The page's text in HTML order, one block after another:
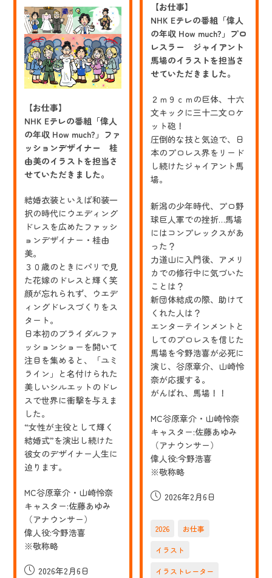
男
の
イ
ラ
ス
ト
【お仕事】
NHK Eテレの番組「偉人
の年収 How much?」プロ
レスラー ジャイアント
馬場のイラストを担当さ
せていただきました。
２ｍ９ｃｍの巨体、十六
文キックに三十二文ロケ
ット砲！
圧倒的な技と気迫で、日
本のプロレス界をリード
し続けたジャイアント馬
場。
新潟の少年時代、プロ野
球巨人軍での挫折…馬場
にはコンプレックスがあ
った？
力道山に入門後、アメリ
カでの修行中に気づいた
ことは？
新団体結成の際、助けて
くれた人は？
エンターテインメントと
してのプロレスを信じた
馬場を今野浩喜が必死に
演じ、谷原章介、山崎怜
奈が応援する。
がんばれ、馬場！！
MC谷原章介・山崎怜奈
キャスター:佐藤あゆみ
（アナウンサー）
偉人役:今野浩喜
※敬称略
投
開
日:
2026年2月6日
2026 お仕事
イラスト
イラストレーター
【お仕事】
NHK Eテレの番組「偉人
の年収 How much?」ファ
ッションデザイナー 桂
由美のイラストを担当さ
せていただきました。
結婚衣装といえば和装一
択の時代にウエディング
ドレスを広めたファッシ
ョンデザイナー・桂由
美。
３０歳のときにパリで見
た花嫁のドレスと輝く笑
顔が忘れられず、ウエデ
ィングドレスづくりをス
タート。
日本初のブライダルファ
ッションショーを開いて
注目を集めると、「ユミ
ライン」と名付けられた
美しいシルエットのドレ
スで世界に衝撃を与えま
した。
“女性が主役として輝く
結婚式”を演出し続けた
彼女のデザイナー人生に
迫ります。
MC谷原章介・山崎怜奈
キャスター:佐藤あゆみ
（アナウンサー）
偉人役:今野浩喜
※敬称略
投 2026年2月6日